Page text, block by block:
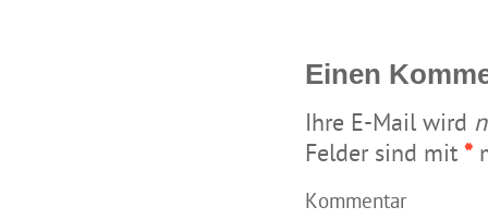
Einen
Ihre E-Mail wird
Felder sind mit *
Kommentar